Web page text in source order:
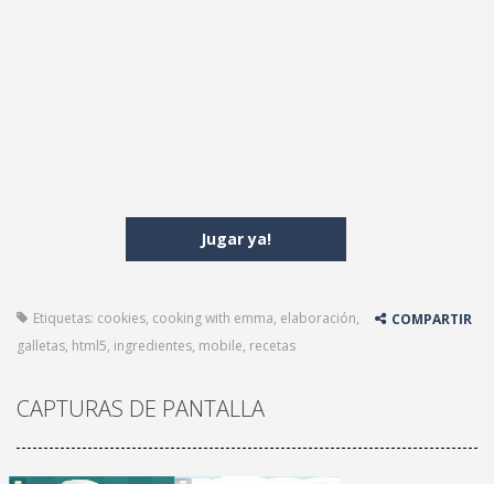
Jugar ya!
Etiquetas: cookies, cooking with emma, elaboración,
galletas, html5, ingredientes, mobile, recetas
COMPARTIR
CAPTURAS DE PANTALLA